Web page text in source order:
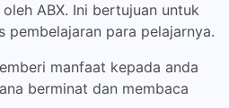
ABX. Ini bertujuan untuk
pembelajaran para pelajarnya.
manfaat kepada anda
berminat dan membaca